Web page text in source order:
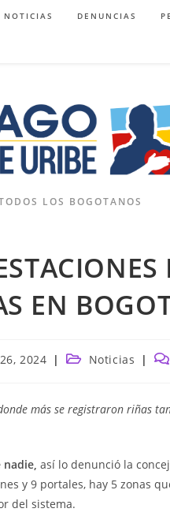
NOTICIAS DENUNCIAS
LOS BOGOTANOS
EN
2024
Categoría
entrada:
Noticias
más se registraron riñas
nadie, así lo denunció la
y 9 portales, hay 5 zonas
del sistema.